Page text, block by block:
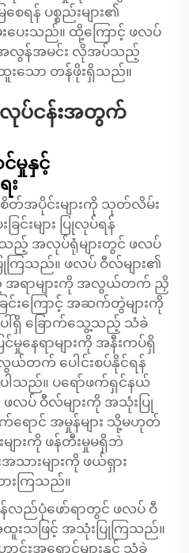
ရန် ပစ္စည်းများ၏
ပေးသည်။ ထို့ကြောင့် ဖလပ်
အလွန်အမင်း လိုအပ်သည့်
းသော တန်ဖိုးရှိသည်။
ပ်ငန်းအတွက်
င်မှုနှင့်
း
စိတ်အပိုင်းများကို သုတ်လိမ်း
ခြင်းများ ပြုလုပ်ရန်
ည့် အလုပ်ရုံများတွင် ဖလပ်
ြသည်။ ဖလပ် ဝီလ်များ၏
ည့် အရာများကို အလွယ်တက် ညှိ
းကြောင့် အဆက်တွဲများကို
ပေါ်ရှိ ခြောက်သွေ့သည့် သံခဲ
င်မှုနေရာများကို အနီးကပ်ရှိ
ယ်တက် ပေါင်းစပ်နိုင်ရန်
ါသည်။ ပရော်ဖက်ရှင်နယ်
လပ် ဝီလ်များကို အသုံးပြု
က်ရောင် အမှုန်များ သို့မဟုတ်
ျားကို ဖန်တီးမှုမရှိဘဲ
ားများကို ဖယ်ရှား
းကြသည်။
ြန်လည်ပုံဖော်ရာတွင် ဖလပ် ဝီ
းသဖြင့် အသုံးပြုကြသည်။
းအရောင်များနှင့် သံခဲ